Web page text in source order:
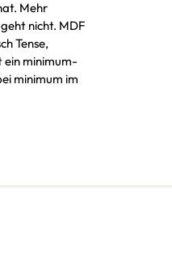
Mehr
nicht.
Tense,
ein minimum-
minimum im